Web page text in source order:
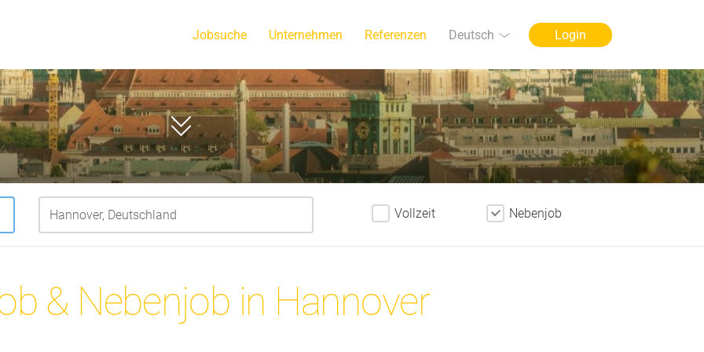
Jobsuche Unternehmen Referenzen Sprache
Deutsch Login
Scrollen
Vollzeit Nebenjob
& Nebenjob in Hannover